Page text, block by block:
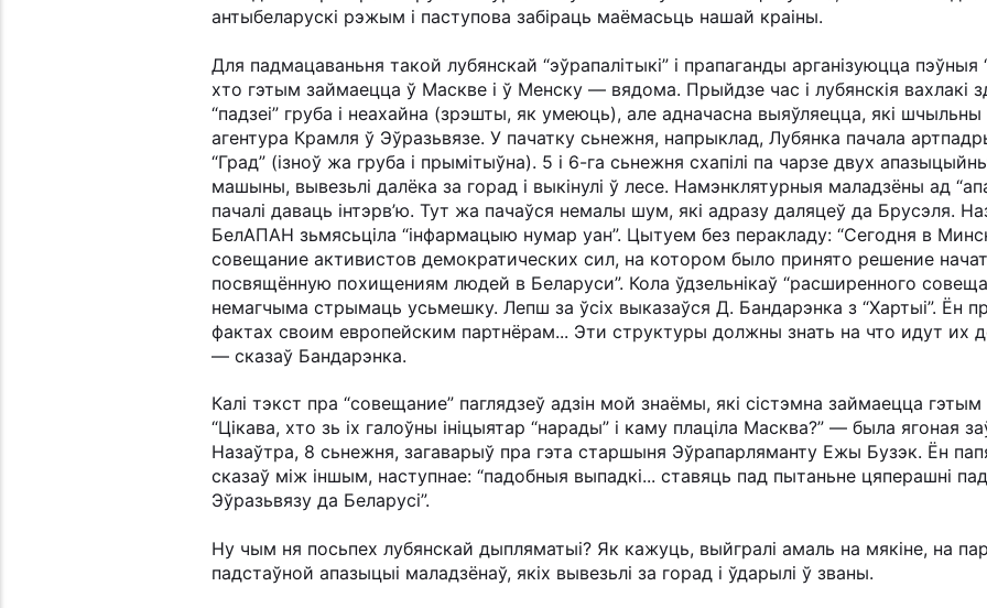
антыбеларускі рэжым і паступова забіраць маёмасьць нашай краіны.
Для падмацаваньня такой лубянскай “эўрапалітыкі” і прапаганды арганізуюцца пэўныя
хто гэтым займаецца ў Маскве і ў Менску — вядома. Прыйдзе час і лубянскія вахлакі
“падзеі” груба і неахайна (зрэшты, як умеюць), але адначасна выяўляецца, які
агентура Крамля ў Эўразьвязе. У пачатку сьнежня, напрыклад, Лубянка пачала
“Град” (ізноў жа груба і прымітыўна). 5 і 6-га сьнежня схапілі па чарзе двух
машыны, вывезьлі далёка за горад і выкінулі ў лесе. Намэнклятурныя маладзёны ад
пачалі даваць інтэрв’ю. Тут жа пачаўся немалы шум, які адразу даляцеў да Брусэля.
БелАПАН зьмясьціла “інфармацыю нумар уан”. Цытуем без перакладу: “Сегодня в
совещание активистов демократических сил, на котором было принято решение
посвящённую похищениям людей в Беларуси”. Кола ўдзельнікаў “расширенного
немагчыма стрымаць усьмешку. Лепш за ўсіх выказаўся Д. Бандарэнка з “Хартыі”. Ён
фактах своим европейским партнёрам... Эти структуры должны знать на что идут их
— сказаў Бандарэнка.
Калі тэкст пра “совещание” паглядзеў адзін мой знаёмы, які сістэмна займаецца
“Цікава, хто зь іх галоўны ініцыятар “нарады” і каму плаціла Масква?” — была ягоная
Назаўтра, 8 сьнежня, загаварыў пра гэта старшыня Эўрапарляманту Ежы Бузэк. Ён
сказаў між іншым, наступнае: “падобныя выпадкі... ставяць пад пытаньне цяперашні
Эўразьвязу да Беларусі”.
Ну чым ня посьпех лубянскай дыпляматыі? Як кажуць, выйгралі амаль на мякіне, на
падстаўной апазыцыі маладзёнаў, якіх вывезьлі за горад і ўдарылі ў званы.